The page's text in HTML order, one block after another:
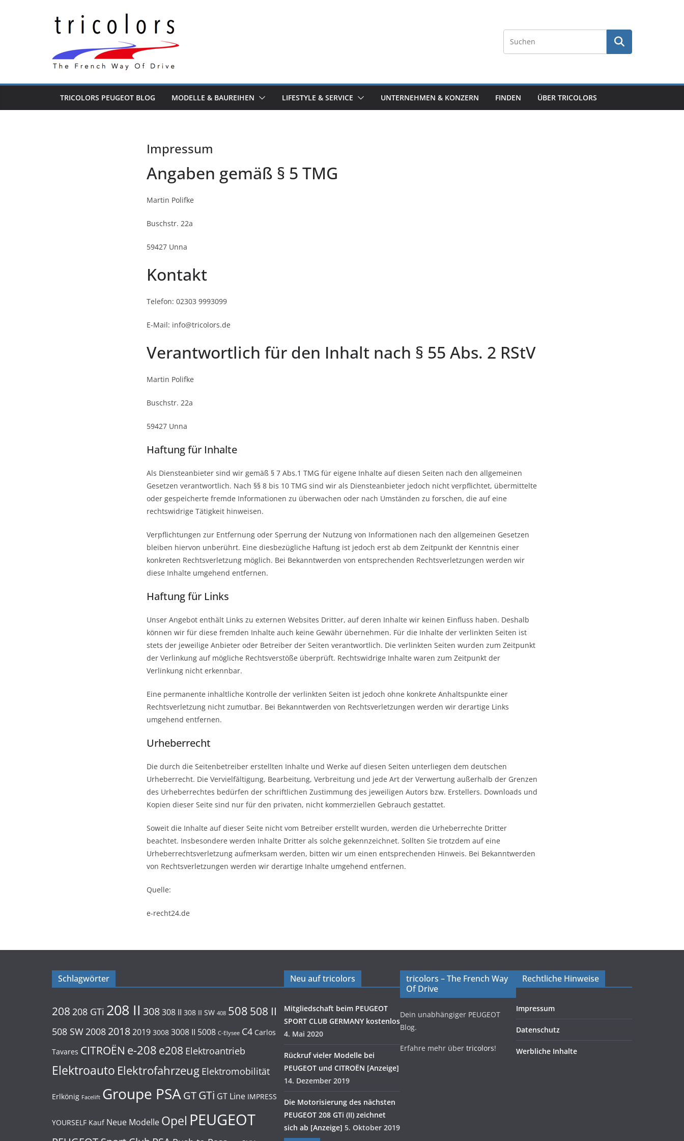
TRICOLORS PEUGEOT BLOG MODELLE & BAUREIHEN LIFESTYLE & SERVICE UNTERNEHMEN & KONZERN FINDEN ÜBER TRICOLORS
Impressum
Angaben gemäß § 5 TMG
Martin Polifke
Buschstr. 22a
59427 Unna
Kontakt
Telefon: 02303 9993099
E-Mail: info@tricolors.de
Verantwortlich für den Inhalt nach § 55 Abs. 2 RStV
Martin Polifke
Buschstr. 22a
59427 Unna
Haftung für Inhalte
Als Diensteanbieter sind wir gemäß § 7 Abs.1 TMG für eigene Inhalte auf diesen Seiten nach den allgemeinen
Gesetzen verantwortlich. Nach §§ 8 bis 10 TMG sind wir als Diensteanbieter jedoch nicht verpflichtet, übermittelte
oder gespeicherte fremde Informationen zu überwachen oder nach Umständen zu forschen, die auf eine
rechtswidrige Tätigkeit hinweisen.
Verpflichtungen zur Entfernung oder Sperrung der Nutzung von Informationen nach den allgemeinen Gesetzen
bleiben hiervon unberührt. Eine diesbezügliche Haftung ist jedoch erst ab dem Zeitpunkt der Kenntnis einer
konkreten Rechtsverletzung möglich. Bei Bekanntwerden von entsprechenden Rechtsverletzungen werden wir
diese Inhalte umgehend entfernen.
Haftung für Links
Unser Angebot enthält Links zu externen Websites Dritter, auf deren Inhalte wir keinen Einfluss haben. Deshalb
können wir für diese fremden Inhalte auch keine Gewähr übernehmen. Für die Inhalte der verlinkten Seiten ist
stets der jeweilige Anbieter oder Betreiber der Seiten verantwortlich. Die verlinkten Seiten wurden zum Zeitpunkt
der Verlinkung auf mögliche Rechtsverstöße überprüft. Rechtswidrige Inhalte waren zum Zeitpunkt der
Verlinkung nicht erkennbar.
Eine permanente inhaltliche Kontrolle der verlinkten Seiten ist jedoch ohne konkrete Anhaltspunkte einer
Rechtsverletzung nicht zumutbar. Bei Bekanntwerden von Rechtsverletzungen werden wir derartige Links
umgehend entfernen.
Urheberrecht
Die durch die Seitenbetreiber erstellten Inhalte und Werke auf diesen Seiten unterliegen dem deutschen
Urheberrecht. Die Vervielfältigung, Bearbeitung, Verbreitung und jede Art der Verwertung außerhalb der Grenzen
des Urheberrechtes bedürfen der schriftlichen Zustimmung des jeweiligen Autors bzw. Erstellers. Downloads und
Kopien dieser Seite sind nur für den privaten, nicht kommerziellen Gebrauch gestattet.
Soweit die Inhalte auf dieser Seite nicht vom Betreiber erstellt wurden, werden die Urheberrechte Dritter
beachtet. Insbesondere werden Inhalte Dritter als solche gekennzeichnet. Sollten Sie trotzdem auf eine
Urheberrechtsverletzung aufmerksam werden, bitten wir um einen entsprechenden Hinweis. Bei Bekanntwerden
von Rechtsverletzungen werden wir derartige Inhalte umgehend entfernen.
Quelle:
e-recht24.de
Schlagwörter
208 208 GTi 208 II 308308 II 308 II SW 408 508 508 II
508 SW 2008 20182019 3008 3008 II 5008 C-Elysee C4 Carlos
Tavares CITROËN e-208 e208 Elektroantrieb
Elektroauto Elektrofahrzeug Elektromobilität
Erlkönig Facelift Groupe PSAGTGTi GT Line IMPRESS
YOURSELF Kauf Neue Modelle Opel PEUGEOT
Neu auf tricolors
Mitgliedschaft beim PEUGEOT
SPORT CLUB GERMANY kostenlos
4. Mai 2020
Rückruf vieler Modelle bei
PEUGEOT und CITROËN [Anzeige]
14. Dezember 2019
Die Motorisierung des nächsten
PEUGEOT 208 GTi (II) zeichnet
sich ab [Anzeige] 5. Oktober 2019
tricolors – The French Way
Of Drive
Dein unabhängiger PEUGEOT
Blog.
Erfahre mehr über tricolors!
Rechtliche Hinweise
Impressum
Datenschutz
Werbliche Inhalte